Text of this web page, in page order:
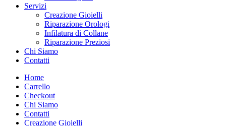
Servizi
Creazione Gioielli
Riparazione Orologi
Infilatura di Collane
Riparazione Preziosi
Chi Siamo
Contatti
Home
Carrello
Checkout
Chi Siamo
Contatti
Creazione Gioielli